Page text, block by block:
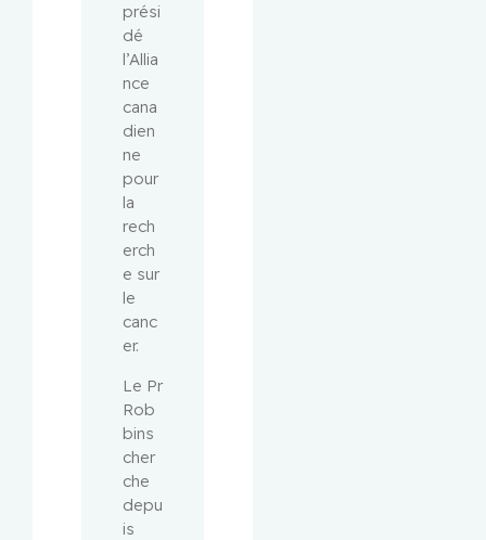
prési
dé
l’Allia
nce
cana
dien
ne
pour
la
rech
erch
e sur
le
canc
er.
Le Pr
Rob
bins
cher
che
depu
is